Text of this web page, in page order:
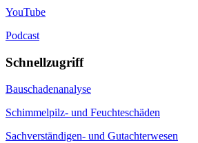
YouTube
Podcast
Schnellzugriff
Bauschadenanalyse
Schimmelpilz- und Feuchteschäden
Sachverständigen- und Gutachterwesen